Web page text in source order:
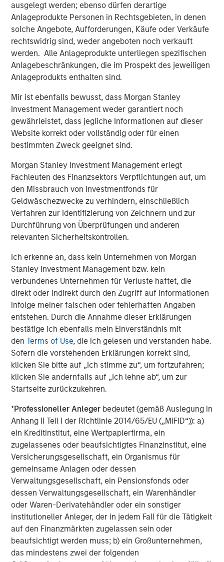
ausgelegt werden; ebenso dürfen derartige
Anlageprodukte Personen in Rechtsgebieten, in denen
solche Angebote, Aufforderungen, Käufe oder Verkäufe
rechtswidrig sind, weder angeboten noch verkauft
werden. Alle Anlageprodukte unterliegen spezifischen
Anlagebeschränkungen, die im Prospekt des jeweiligen
Anlageprodukts enthalten sind.
Mir ist ebenfalls bewusst, dass Morgan Stanley
Investment Management weder garantiert noch
gewährleistet, dass jegliche Informationen auf dieser
Website korrekt oder vollständig oder für einen
bestimmten Zweck geeignet sind.
Morgan Stanley Investment Management erlegt
Fachleuten des Finanzsektors Verpflichtungen auf, um
den Missbrauch von Investmentfonds für
Geldwäschezwecke zu verhindern, einschließlich
Verfahren zur Identifizierung von Zeichnern und zur
Durchführung von Überprüfungen und anderen
relevanten Sicherheitskontrollen.
Ich erkenne an, dass kein Unternehmen von Morgan
Stanley Investment Management bzw. kein
verbundenes Unternehmen für Verluste haftet, die
direkt oder indirekt durch den Zugriff auf Informationen
infolge meiner falschen oder fehlerhaften Angaben
entstehen. Durch die Annahme dieser Erklärungen
bestätige ich ebenfalls mein Einverständnis mit
denTerms of Use, die ich gelesen und verstanden habe.
Sofern die vorstehenden Erklärungen korrekt sind,
klicken Sie bitte auf „Ich stimme zu“, um fortzufahren;
klicken Sie andernfalls auf „Ich lehne ab“, um zur
Startseite zurückzukehren.
*Professioneller Anleger bedeutet (gemäß Auslegung in
Anhang II Teil I der Richtlinie 2014/65/EU („MiFID“)): a)
ein Kreditinstitut, eine Wertpapierfirma, ein
zugelassenes oder beaufsichtigtes Finanzinstitut, eine
Versicherungsgesellschaft, ein Organismus für
gemeinsame Anlagen oder dessen
Verwaltungsgesellschaft, ein Pensionsfonds oder
dessen Verwaltungsgesellschaft, ein Warenhändler
oder Waren-Derivatehändler oder ein sonstiger
institutioneller Anleger, der in jedem Fall für die Tätigkeit
auf den Finanzmärkten zugelassen sein oder
beaufsichtigt werden muss; b) ein Großunternehmen,
das mindestens zwei der folgenden
Vietnam has many things working in its favor. The
country initially attracted foreign apparel companies
seeking cheap labor, but now electronics make up 32% of
Vietnam’s exports, compared with 11% a decade earlier,
as global electronics companies are creating better paid
jobs for more skilled workers. 3
a rapidly growing population, Vietnam made large public
investments in primary education during the 1990s,
which today scores higher on standardized PISA
(Programme for International Student Assessment) tests
than most other advanced economies.
forces drawing in foreign capital: productive human
capital at competitive wage levels.
The growth has been relatively inclusive: middle-class
households are forming at a faster pace in rural areas
than urban areas, and Tier 2 and 3 cities are
mushrooming around new manufacturing hubs.
have fared well. Vietnam’s female to male labor
participation rate is one of the highest in the world at
88%. Wage growth has been steady and in line with FDI
(Foreign Direct Investment) growth (Display 2).
By 2030,
the country is expected to add an additional 36 million
people to the middle class, ultimately reaching 76 million
people. By some estimates, Vietnam will become one
of the ten largest consumer markets in the world by
2030, bigger than Germany or the U.K. The new middle
class is both young —median age 32.5 — and tech savvy
— smartphone usage estimated at 85% of adult
population.
As more people gain the purchasing power
to consume goods and services, that will lead to growth
organic dairy, and travel.
Wage Growth and Foreign Direct Investment
Are on the Rise
Vietnam FDI and monthly average income